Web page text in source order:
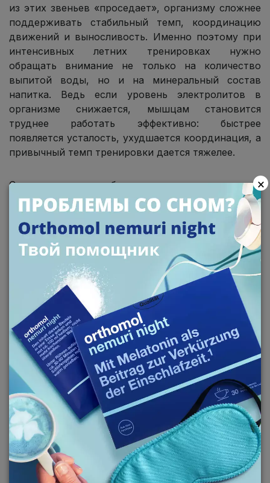
из этих звеньев «проседает», организму сложнее
поддерживать стабильный темп, координацию
движений и выносливость. Именно поэтому при
интенсивных летних тренировках нужно
обращать внимание не только на количество
выпитой воды, но и на минеральный состав
напитка. Ведь если уровень электролитов в
организме снижается, мышцам становится
труднее работать эффективно: быстрее
появляется усталость, ухудшается координация, а
привычный темп тренировки дается тяжелее.
С учетом этого сбалансированные комплексы
минералов ивитаминов для спорта могут стать
уместным дополнением к рациону, особенно если
тренировки длятся долго, проходят в жару или
сопровождаются активным потоотделением. Они
не заменяют питание, отдых и правильный режим
нагрузок, но обеспечивают необходимую
нутриентную поддержку организма.
ЭНЕРГИЯ, КОНЦЕНТРАЦИЯ
И УСТАЛОСТЬ: КАК
РАБОТАЮТ УГЛЕВОДЫ, B6,
B12, КОФЕИН И
ПОЛИФЕНОЛЫ
Помимо минералов, во время физической
активности организм активно расходует энергию.
Именно поэтому спортивные витаминные
×